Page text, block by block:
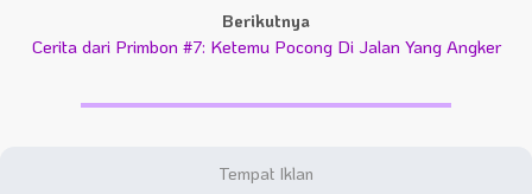
Berikutnya
Cerita dari Primbon #7: Ketemu Pocong Di Jalan Yang Angker